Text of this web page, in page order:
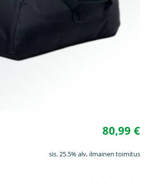
80,99 €
sis. 25.5% alv, ilmainen toimitus